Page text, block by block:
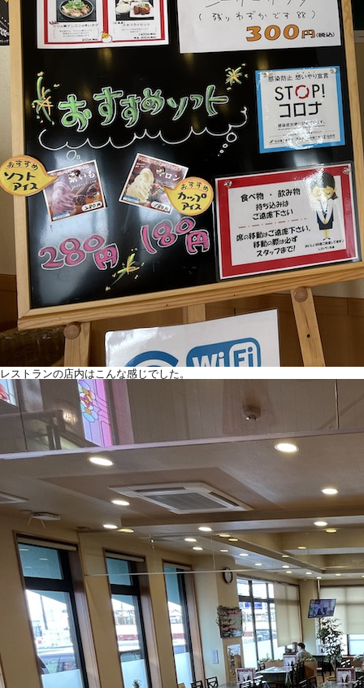
レストランの店内はこんな感じでした。